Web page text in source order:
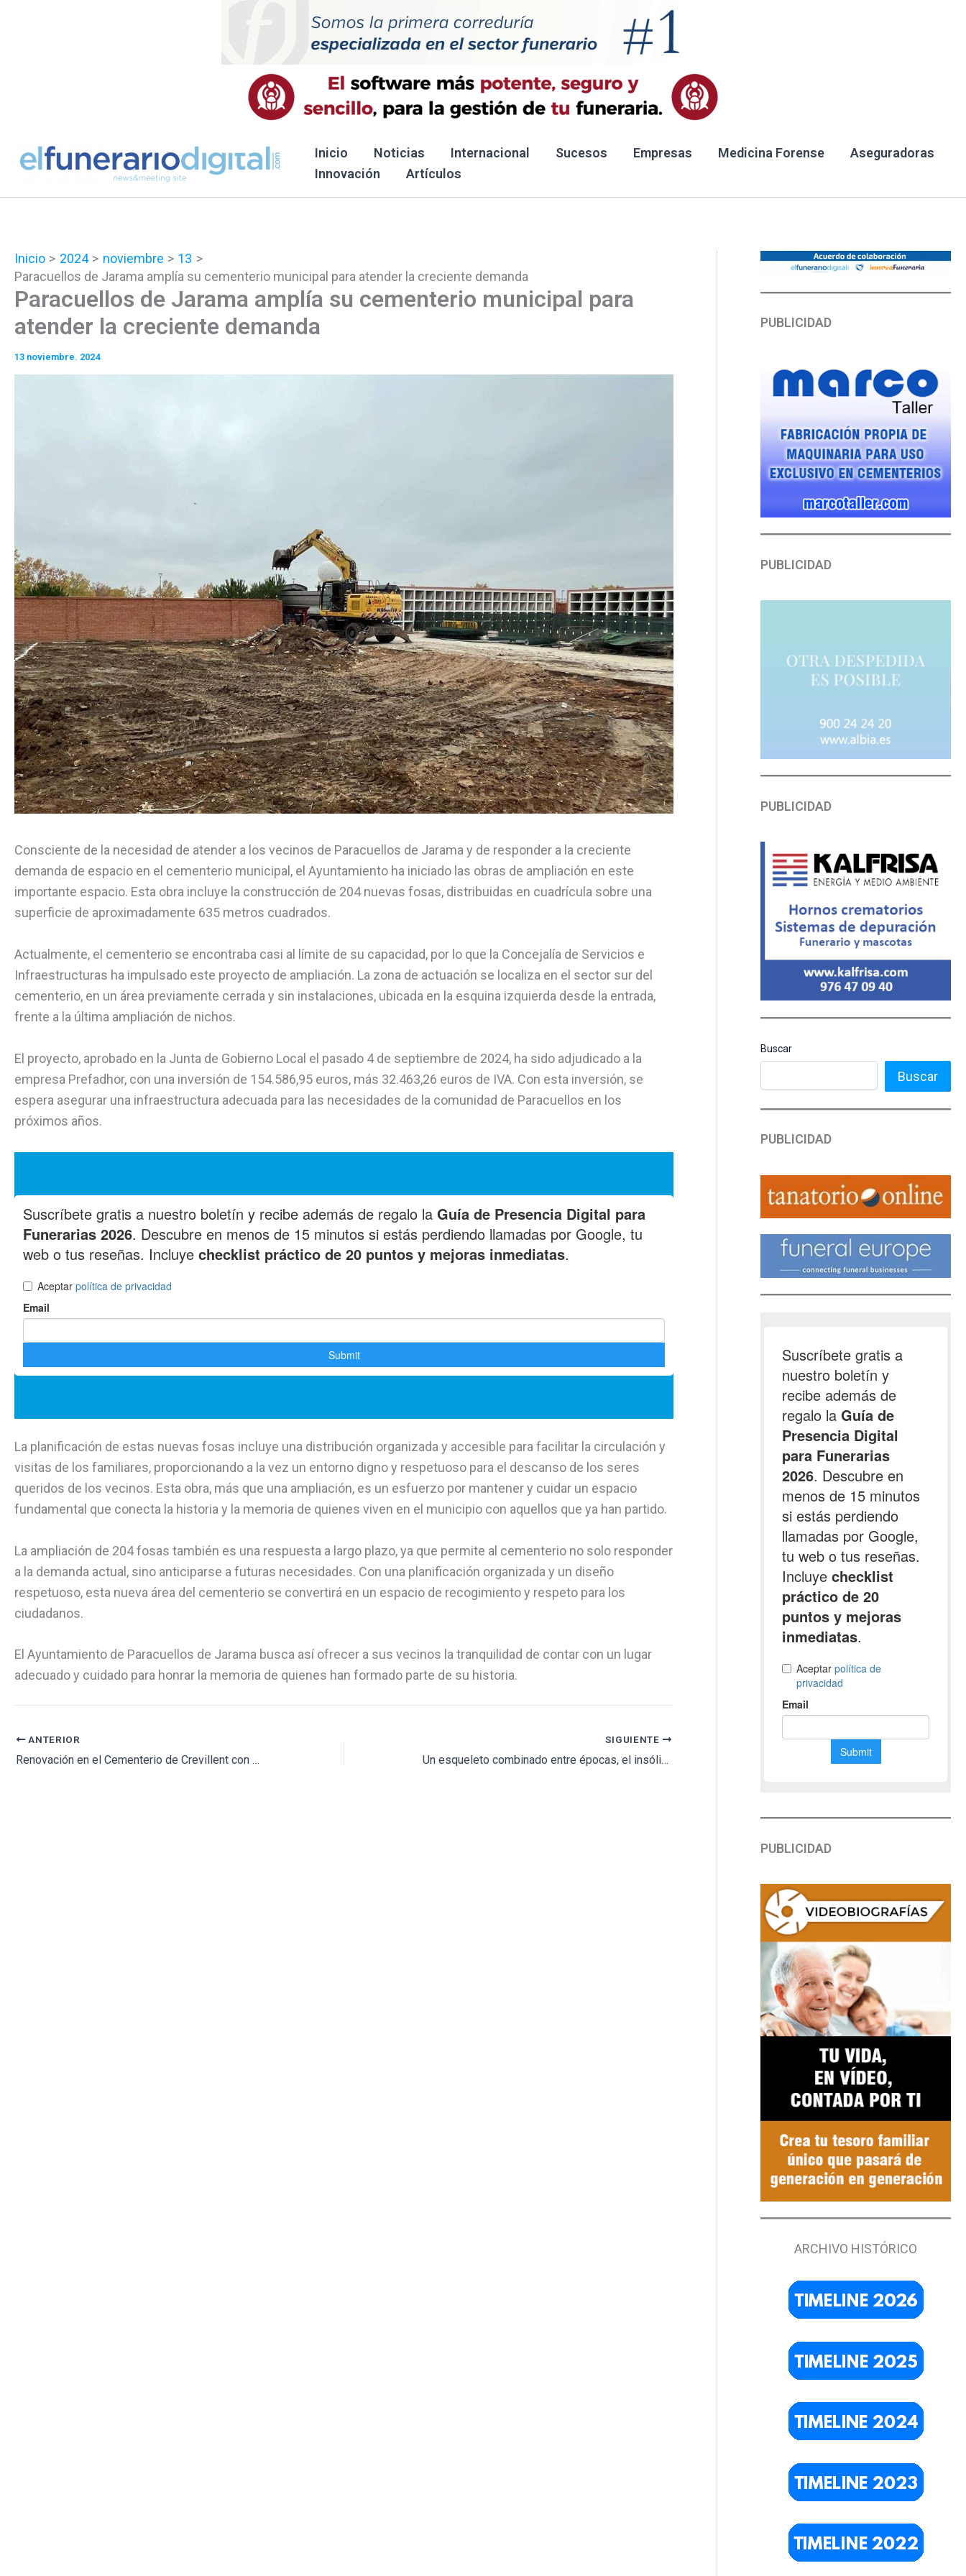
Inicio Noticias Internacional Sucesos Empresas Medicina Forense
Aseguradoras
Innovación
Artículos
Inicio 2024 noviembre
13
Paracuellos de Jarama amplía su cementerio municipal para atender la creciente demanda
Paracuellos de Jarama amplía su cementerio municipal para
atender la creciente demanda
13 noviembre. 2024
Consciente de la necesidad de atender a los vecinos de Paracuellos de Jarama y de responder a la creciente
demanda de espacio en el cementerio municipal, el Ayuntamiento ha iniciado las obras de ampliación en este
importante espacio. Esta obra incluye la construcción de 204 nuevas fosas, distribuidas en cuadrícula sobre una
superficie de aproximadamente 635 metros cuadrados.
Actualmente, el cementerio se encontraba casi al límite de su capacidad, por lo que la Concejalía de Servicios e
Infraestructuras ha impulsado este proyecto de ampliación. La zona de actuación se localiza en el sector sur del
cementerio, en un área previamente cerrada y sin instalaciones, ubicada en la esquina izquierda desde la entrada,
frente a la última ampliación de nichos.
El proyecto, aprobado en la Junta de Gobierno Local el pasado 4 de septiembre de 2024, ha sido adjudicado a la
empresa Prefadhor, con una inversión de 154.586,95 euros, más 32.463,26 euros de IVA. Con esta inversión, se
espera asegurar una infraestructura adecuada para las necesidades de la comunidad de Paracuellos en los
próximos años.
La planificación de estas nuevas fosas incluye una distribución organizada y accesible para facilitar la circulación y
visitas de los familiares, proporcionando a la vez un entorno digno y respetuoso para el descanso de los seres
queridos de los vecinos. Esta obra, más que una ampliación, es un esfuerzo por mantener y cuidar un espacio
fundamental que conecta la historia y la memoria de quienes viven en el municipio con aquellos que ya han partido.
La ampliación de 204 fosas también es una respuesta a largo plazo, ya que permite al cementerio no solo responder
a la demanda actual, sino anticiparse a futuras necesidades. Con una planificación organizada y un diseño
respetuoso, esta nueva área del cementerio se convertirá en un espacio de recogimiento y respeto para los
ciudadanos.
El Ayuntamiento de Paracuellos de Jarama busca así ofrecer a sus vecinos la tranquilidad de contar con un lugar
adecuado y cuidado para honrar la memoria de quienes han formado parte de su historia.
ANTERIOR
Renovación en el Cementerio de Crevillent con obras de mantenimiento para mejorar infraestructura y drenaje
SIGUIENTE
Un esqueleto combinado entre épocas, el insólito hallazgo en un cementerio romano de Bélgica
PUBLICIDAD
PUBLICIDAD
PUBLICIDAD
Buscar
Buscar
PUBLICIDAD
PUBLICIDAD
ARCHIVO HISTÓRICO